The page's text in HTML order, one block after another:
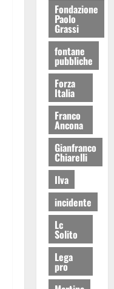
Fondazione
Paolo
Grassi
fontane
pubbliche
Forza
Italia
Franco
Ancona
Gianfranco
Chiarelli
Ilva
incidente
Lc
Solito
Lega
pro